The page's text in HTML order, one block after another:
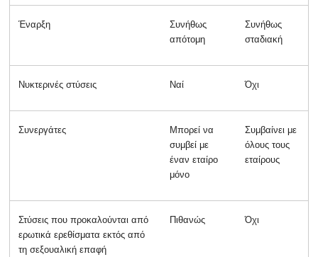
Έναρξη
Συνήθως
απότομη
Συνήθως
σταδιακή
Νυκτερινές στύσεις Ναί Όχι
Συνεργάτες
Μπορεί να
συμβεί με
έναν εταίρο
μόνο
Συμβαίνει με
όλους τους
εταίρους
Στύσεις που προκαλούνται από
ερωτικά ερεθίσματα εκτός από
τη σεξουαλική επαφή
Πιθανώς Όχι